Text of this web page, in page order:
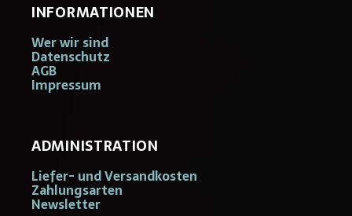
INFORMATIONEN
Wer wir sind
Datenschutz
AGB
Impressum
ADMINISTRATION
Liefer- und Versandkosten
Zahlungsarten
Newsletter